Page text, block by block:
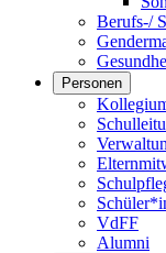
Berufs-/
Personen
VdFF
Alumni